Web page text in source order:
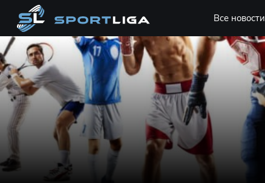
Все новости